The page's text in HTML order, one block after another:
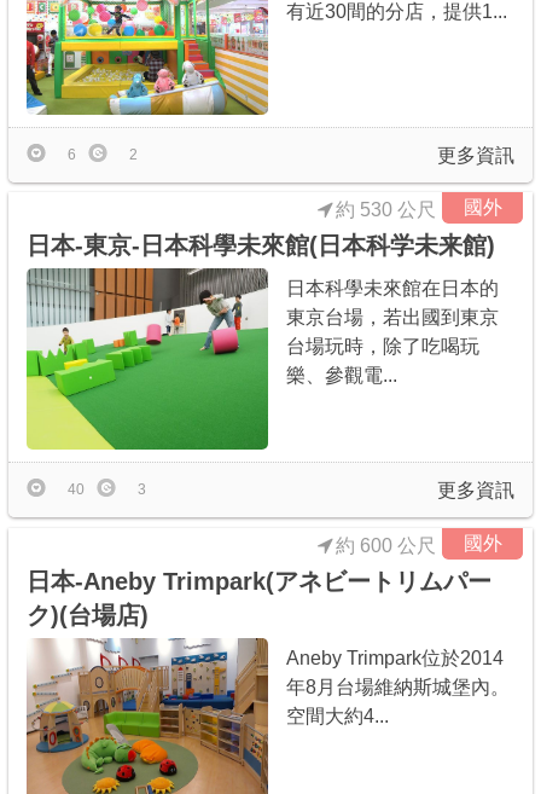
有近30間的分店，提供1...
更多資訊
6 2
國外
約 530 公尺
日本-東京-日本科學未來館(日本科学未来館)
日本科學未來館在日本的
東京台場，若出國到東京
台場玩時，除了吃喝玩
樂、參觀電...
更多資訊
40 3
國外
約 600 公尺
日本-Aneby Trimpark(アネビートリムパー
ク)(台場店)
Aneby Trimpark位於2014
年8月台場維納斯城堡內。
空間大約4...